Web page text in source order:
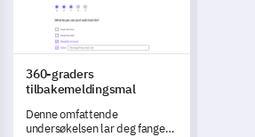
360-graders
tilbakemeldingsmal
Denne omfattende
undersøkelsen lar deg fange